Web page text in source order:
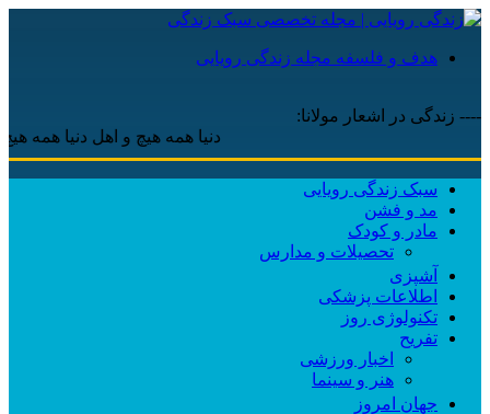
هدف و فلسفه مجله زندگی رویایی
---- زندگی در اشعار مولانا:
دنیا همه هیچ و اهل دنیا همه هیچ ،
سبک زندگی رویایی
مد و فشن
مادر و کودک
تحصیلات و مدارس
آشپزی
اطلاعات پزشکی
تکنولوژی روز
تفریح
اخبار ورزشی
هنر و سینما
جهان امروز